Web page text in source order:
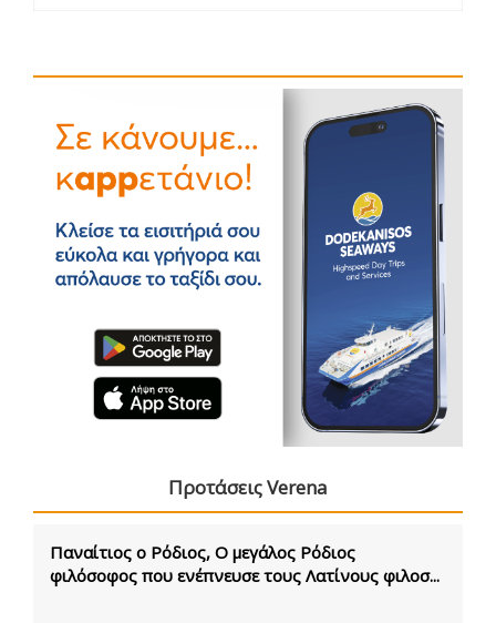
Προτάσεις Verena
Παναίτιος ο Ρόδιος, Ο μεγάλος Ρόδιος
φιλόσοφος που ενέπνευσε τους Λατίνους φιλοσ...